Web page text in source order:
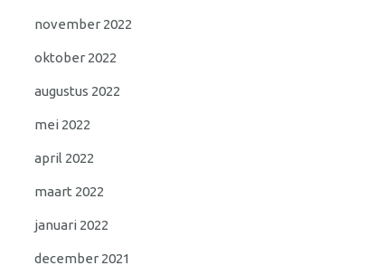
november 2022
oktober 2022
augustus 2022
mei 2022
april 2022
maart 2022
januari 2022
december 2021